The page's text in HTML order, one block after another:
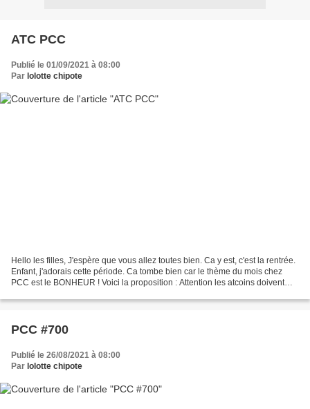
ATC PCC
Publié le 01/09/2021 à 08:00
Par lolotte chipote
Hello les filles, J'espère que vous allez toutes bien. Ca y est, c'est la rentrée.
Enfant, j'adorais cette période. Ca tombe bien car le thème du mois chez
PCC est le BONHEUR ! Voici la proposition : Attention les atcoins doivent
PCC #700
Publié le 26/08/2021 à 08:00
Par lolotte chipote